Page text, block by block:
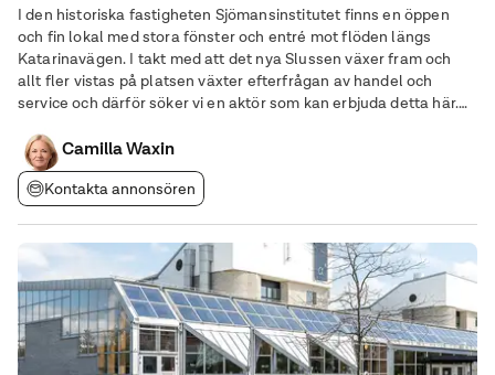
I den historiska fastigheten Sjömansinstitutet finns en öppen
och fin lokal med stora fönster och entré mot flöden längs
Katarinavägen. I takt med att det nya Slussen växer fram och
allt fler vistas på platsen växter efterfrågan av handel och
service och därför söker vi en aktör som kan erbjuda detta här.
eller kontor.Camilla Waxin
Kontakta annonsören